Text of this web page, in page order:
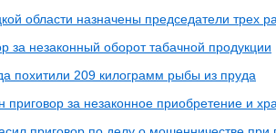
области назначены председатели трех
за незаконный оборот табачной продукции
похитили 209 килограмм рыбы из пруда
приговор за незаконное приобретение и